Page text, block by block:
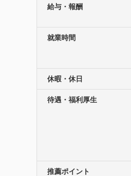
給与・報酬
就業時間
休暇・休日
待遇・福利厚生
推薦ポイント